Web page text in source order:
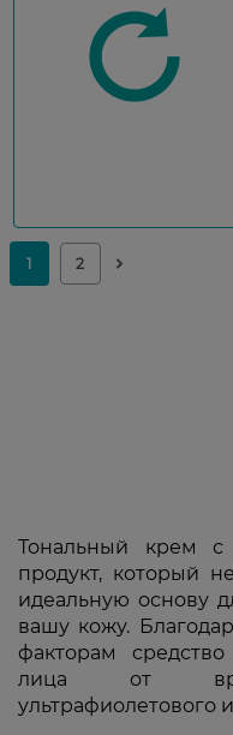
Тональный крем
продукт, который
идеальную основу
вашу кожу.
факторам
лица от
ультрафиолетового